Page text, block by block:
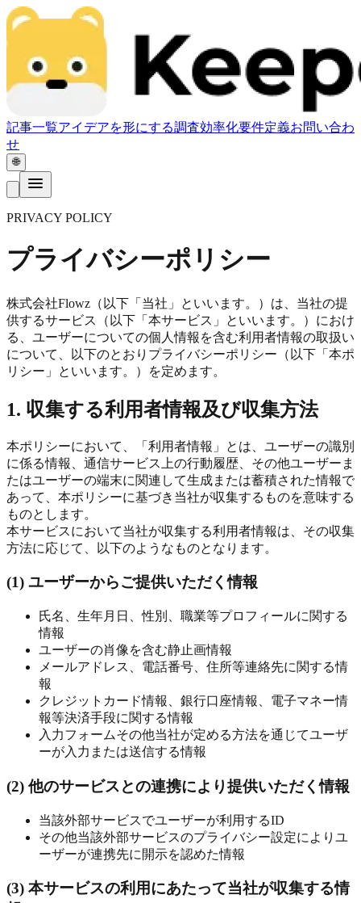
記事一覧アイデアを形にする調査効率化要件定義お問い合わ
せ
🌐
PRIVACY POLICY
プライバシーポリシー
株式会社Flowz（以下「当社」といいます。）は、当社の提
供するサービス（以下「本サービス」といいます。）におけ
る、ユーザーについての個人情報を含む利用者情報の取扱い
について、以下のとおりプライバシーポリシー（以下「本ポ
リシー」といいます。）を定めます。
1. 収集する利用者情報及び収集方法
本ポリシーにおいて、「利用者情報」とは、ユーザーの識別
に係る情報、通信サービス上の行動履歴、その他ユーザーま
たはユーザーの端末に関連して生成または蓄積された情報で
あって、本ポリシーに基づき当社が収集するものを意味する
ものとします。
本サービスにおいて当社が収集する利用者情報は、その収集
方法に応じて、以下のようなものとなります。
(1) ユーザーからご提供いただく情報
氏名、生年月日、性別、職業等プロフィールに関する
情報
ユーザーの肖像を含む静止画情報
メールアドレス、電話番号、住所等連絡先に関する情
報
クレジットカード情報、銀行口座情報、電子マネー情
報等決済手段に関する情報
入力フォームその他当社が定める方法を通じてユーザ
ーが入力または送信する情報
(2) 他のサービスとの連携により提供いただく情報
当該外部サービスでユーザーが利用するID
その他当該外部サービスのプライバシー設定によりユ
ーザーが連携先に開示を認めた情報
(3) 本サービスの利用にあたって当社が収集する情